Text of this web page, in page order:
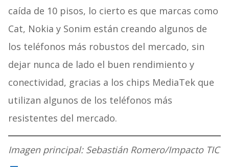
caída de 10 pisos, lo cierto es que marcas como
Cat, Nokia y Sonim están creando algunos de
los teléfonos más robustos del mercado, sin
dejar nunca de lado el buen rendimiento y
conectividad, gracias a los chips MediaTek que
utilizan algunos de los teléfonos más
resistentes del mercado.
Imagen principal: Sebastián Romero/Impacto TIC